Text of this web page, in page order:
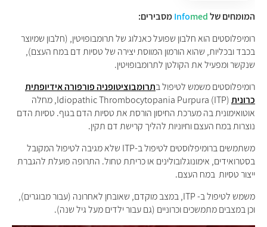
המומחים של Infomed
מסבירים:
רומיפלוסטים הוא חלבון שפועל כאנלוג של תרומבופויטין, (חלבון שמיוצר
בכבד ובכליות, שהוא הורמון המווסת יצירה של טסיות דם במח העצם),
שנקשר ומפעיל את הקולטן לתרומבופויטין.
רומיפלוסטים משמש לטיפול בתרומבוציטופניה פורפורה אידיופתית
כרונית
Idiopathic Thrombocytopania Purpura (ITP), מחלה
אוטואימונית בה מערכת החיסון הורסת את טסיות הדם בגוף. טסיות הדם
נוצרות במח העצם וחיוניות להליך קרישת דם תקין.
משתמשים ברומיפלוסטים לטיפול ב-ITP שלא מגיבה לטיפול המקובל
בסטרואידים, אימונוגלובולינים או כריתת טחול. התרופה פועלת להגברת
ייצור טסיות במח העצם.
משמש לטיפול ב- ITP, במצב מוקדם, שאובחן לאחרונה (עבור מבוגרים),
וכן במצבים מתמשכים וכרוניים (גם עבור ילדים מעל גיל שנה).